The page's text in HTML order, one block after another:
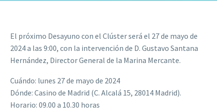
El próximo Desayuno con el Clúster será el 27 de mayo de
2024 a las 9:00, con la intervención de D. Gustavo Santana
Hernández, Director General de la Marina Mercante.
Cuándo: lunes 27 de mayo de 2024
Dónde: Casino de Madrid (C. Alcalá 15, 28014 Madrid).
Horario: 09.00 a 10.30 horas